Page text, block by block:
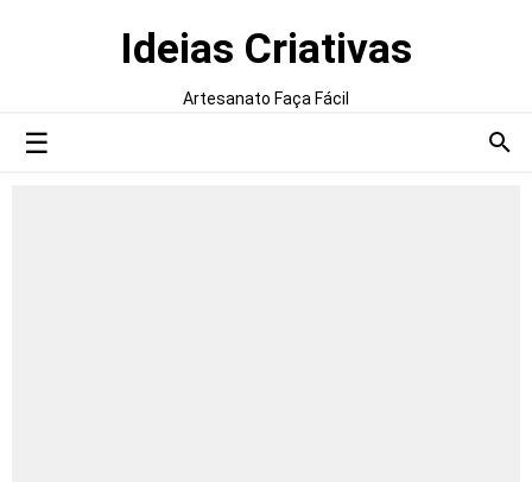
Ideias Criativas
Artesanato Faça Fácil